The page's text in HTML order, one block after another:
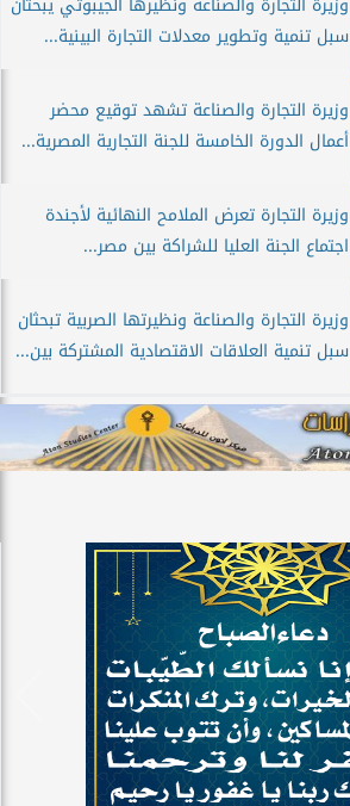
سبل تنمية وتطوير معدلات التجارة البينية...
وزيرة التجارة والصناعة تشهد توقيع محضر
أعمال الدورة الخامسة للجنة التجارية المصرية...
وزيرة التجارة تعرض الملامح النهائية لأجندة
اجتماع الجنة العليا للشراكة بين مصر...
وزيرة التجارة والصناعة ونظيرتها الصربية تبحثان
سبل تنمية العلاقات الاقتصادية المشتركة بين...